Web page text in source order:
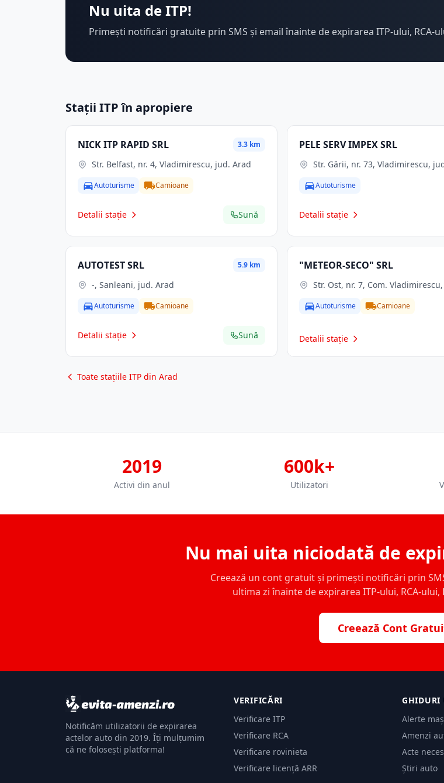
Nu uita de ITP!
Primești notificări gratuite prin SMS și email înainte de expirarea ITP-ului, RCA-
Stații ITP în apropiere
NICK ITP RAPID SRL 3.3 km
Str. Belfast, nr. 4, Vladimirescu, jud. Arad
Autoturisme Camioane
Detalii stație Sună
PELE SERV IMPEX SRL
Str. Gării, nr. 73, Vladimirescu,
Autoturisme
Detalii stație
AUTOTEST SRL 5.9 km
-, Sanleani, jud. Arad
Autoturisme Camioane
Detalii stație Sună
"METEOR-SECO" SRL
Str. Ost, nr. 7, Com.
Autoturisme Camioane
Detalii stație
Toate stațiile ITP din Arad
2019
Activi din anul
600k+
Utilizatori
Nu mai uita niciodată de
Creează un cont gratuit și primești notificări prin
ultima zi înainte de expirarea ITP-ului, RCA-ului,
Creează Cont
Notificăm utilizatorii de expirarea
actelor auto din 2019. Îți mulțumim
că ne folosești platforma!
VERIFICĂRI
Verificare ITP
Verificare RCA
Verificare rovinieta
Verificare licență ARR
GHIDURI
Alerte
Amenzi
Acte
Știri auto